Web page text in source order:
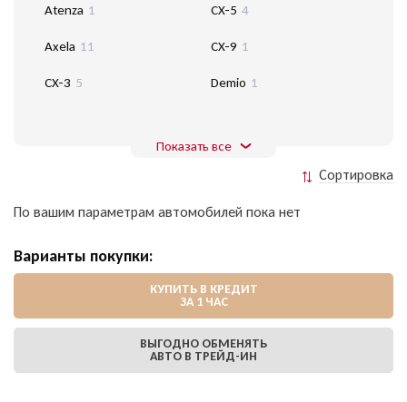
Atenza 1
Axela 11
CX-3 5
CX-5 4
CX-9 1
Demio 1
Показать все
Сортировка
По вашим параметрам автомобилей пока нет
Варианты покупки:
КУПИТЬ В КРЕДИТ
ЗА 1 ЧАС
ВЫГОДНО ОБМЕНЯТЬ
АВТО В ТРЕЙД-ИН